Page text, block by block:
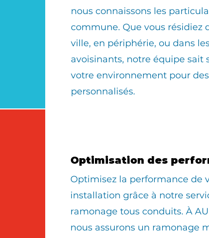
nous connaissons les
commune. Que vous résidiez
ville, en périphérie, ou dans
avoisinants, notre équipe sait
votre environnement pour
personnalisés.
Optimisation des
Optimisez la performance de
installation grâce à notre
ramonage tous conduits. À
nous assurons un ramonage